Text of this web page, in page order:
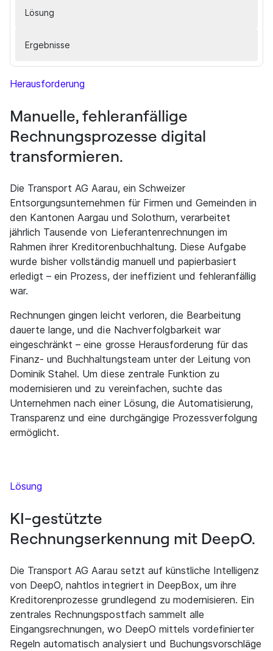
Lösung
Ergebnisse
Herausforderung
Manuelle, fehleranfällige
Rechnungsprozesse digital
transformieren.
Die Transport AG Aarau, ein Schweizer
Entsorgungsunternehmen für Firmen und Gemeinden in
den Kantonen Aargau und Solothurn, verarbeitet
jährlich Tausende von Lieferantenrechnungen im
Rahmen ihrer Kreditorenbuchhaltung. Diese Aufgabe
wurde bisher vollständig manuell und papierbasiert
erledigt – ein Prozess, der ineffizient und fehleranfällig
war.
Rechnungen gingen leicht verloren, die Bearbeitung
dauerte lange, und die Nachverfolgbarkeit war
eingeschränkt – eine grosse Herausforderung für das
Finanz- und Buchhaltungsteam unter der Leitung von
Dominik Stahel. Um diese zentrale Funktion zu
modernisieren und zu vereinfachen, suchte das
Unternehmen nach einer Lösung, die Automatisierung,
Transparenz und eine durchgängige Prozessverfolgung
ermöglicht.
Lösung
KI-gestützte
Rechnungserkennung mit DeepO.
Die Transport AG Aarau setzt auf künstliche Intelligenz
von DeepO, nahtlos integriert in DeepBox, um ihre
Kreditorenprozesse grundlegend zu modernisieren. Ein
zentrales Rechnungspostfach sammelt alle
Eingangsrechnungen, wo DeepO mittels vordefinierter
Regeln automatisch analysiert und Buchungsvorschläge